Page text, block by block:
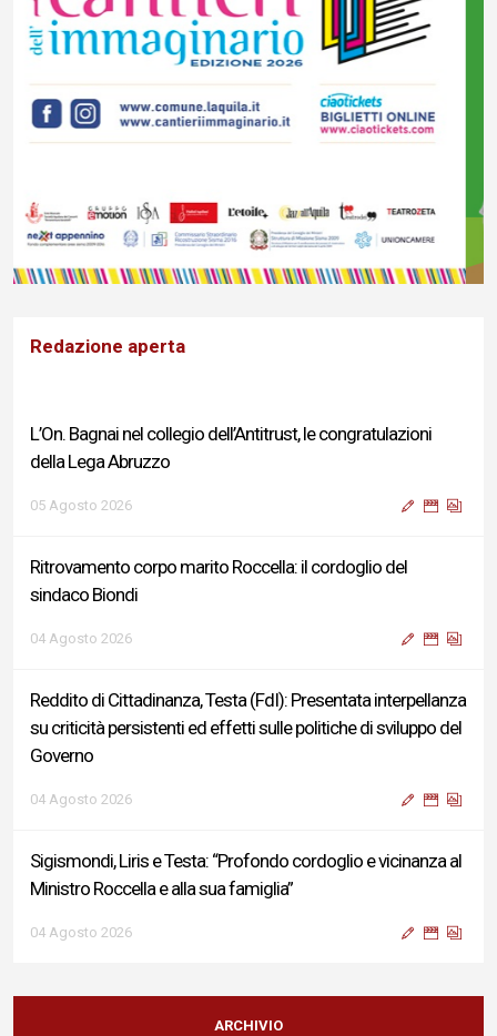
Redazione aperta
L’On. Bagnai nel collegio dell’Antitrust, le congratulazioni
della Lega Abruzzo
05 Agosto 2026
Ritrovamento corpo marito Roccella: il cordoglio del
sindaco Biondi
04 Agosto 2026
Reddito di Cittadinanza, Testa (FdI): Presentata interpellanza
su criticità persistenti ed effetti sulle politiche di sviluppo del
Governo
04 Agosto 2026
Sigismondi, Liris e Testa: “Profondo cordoglio e vicinanza al
Ministro Roccella e alla sua famiglia”
04 Agosto 2026
Terminal bus "Lorenzo Natali": modifiche temporanee alla
viabilità per il completamento dei lavori di riqualificazione
ARCHIVIO